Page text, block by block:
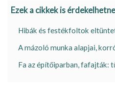
Ezek a cikkek is
Hibák és festékfoltok
A mázoló munka alapjai,
Fa az építőiparban, fafajták: